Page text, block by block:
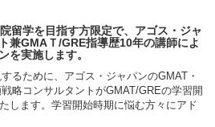
留学を目指す方限定で、アゴス・ジャ
兼GMAＴ/GRE指導歴10年の講師によ
を実施します。
るために、アゴス・ジャパンのGMAT・
略コンサルタントがGMAT/GREの学習開
します。学習開始時期に悩む方々にアド